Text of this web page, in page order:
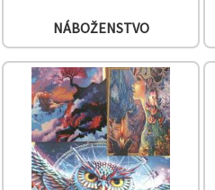
NÁBOŽENSTVO